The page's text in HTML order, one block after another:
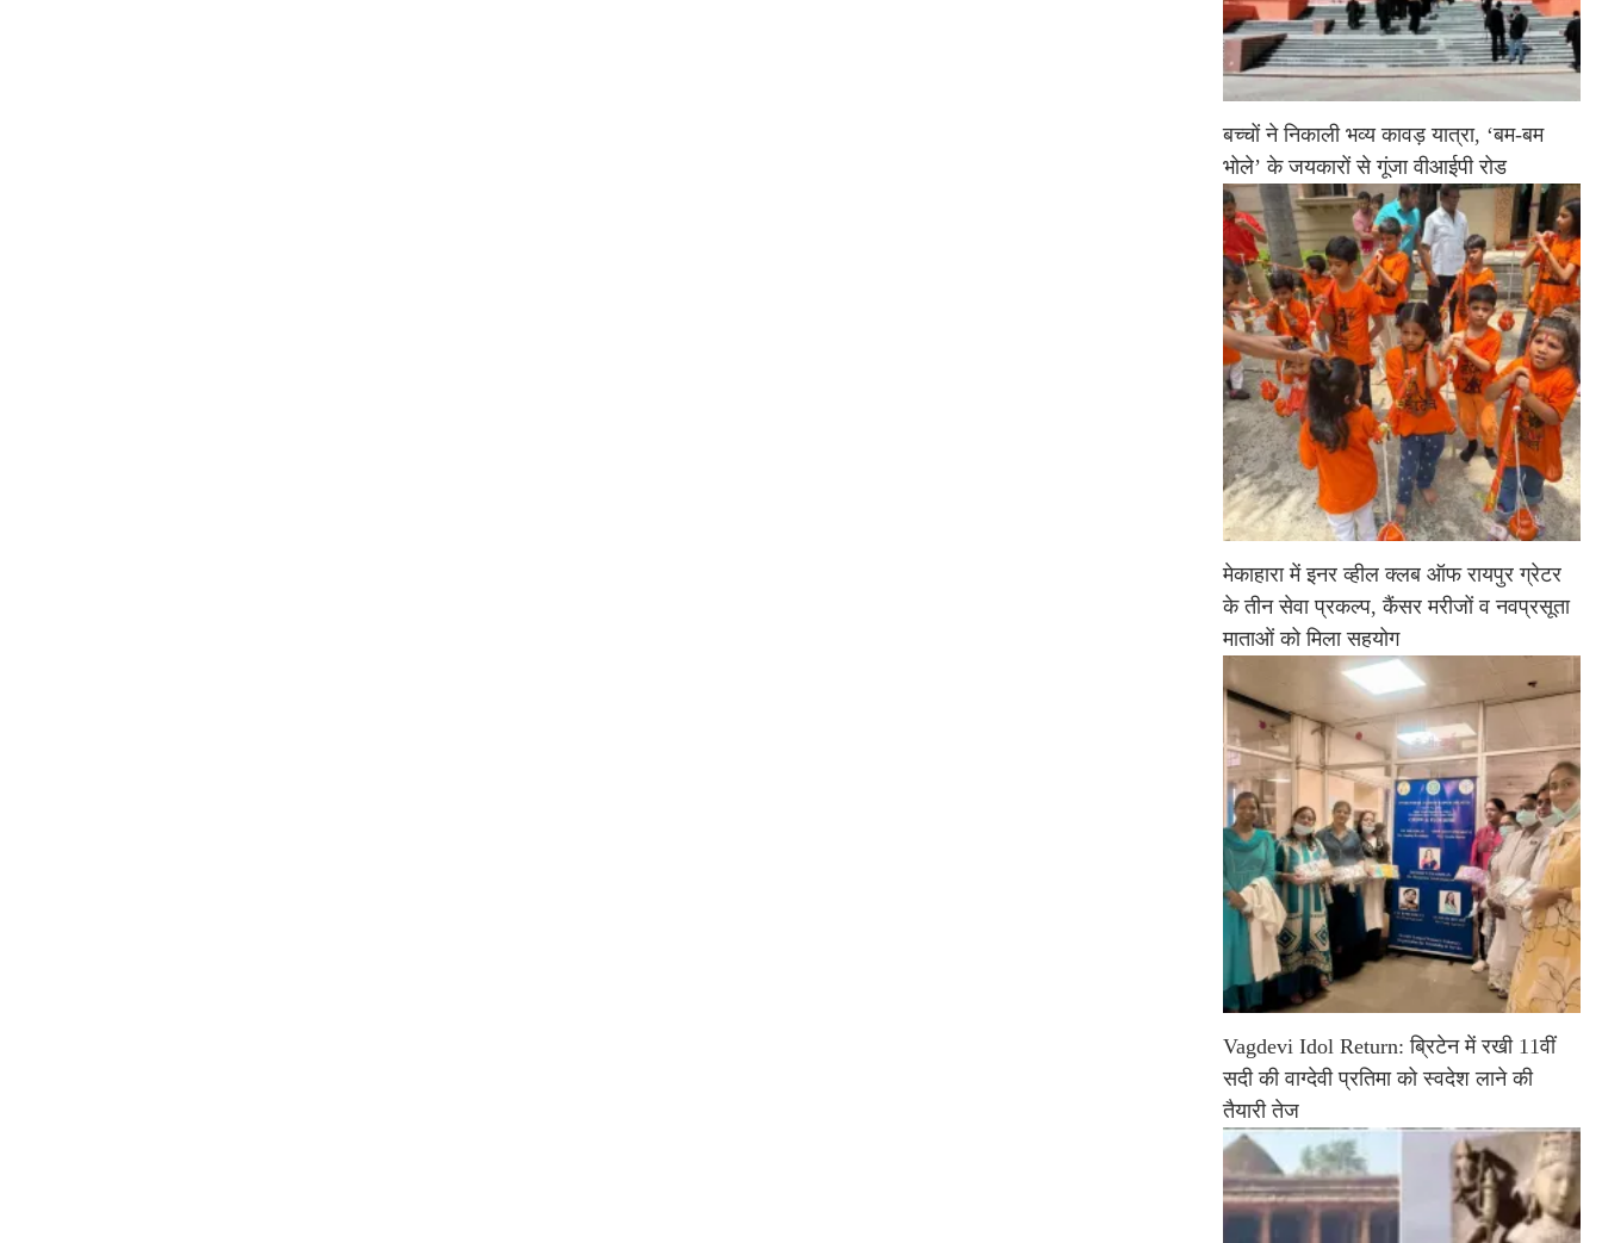
बच्चों ने निकाली भव्य कावड़ यात्रा, ‘बम-बम
भोले’ के जयकारों से गूंजा वीआईपी रोड
मेकाहारा में इनर व्हील क्लब ऑफ रायपुर ग्रेटर
के तीन सेवा प्रकल्प, कैंसर मरीजों व नवप्रसूता
माताओं को मिला सहयोग
Vagdevi Idol Return: ब्रिटेन में रखी 11वीं
सदी की वाग्देवी प्रतिमा को स्वदेश लाने की
तैयारी तेज